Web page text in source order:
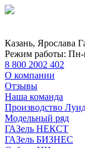
Казань, Ярослава
Режим работы: Пн-
8 800 2002 402
О компании
Отзывы
Наша команда
Производство
Модельный ряд
ГАЗель НЕКСТ
ГАЗель БИЗНЕС